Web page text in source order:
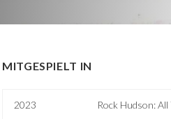
MITGESPIELT IN
2023 Rock Hudson: